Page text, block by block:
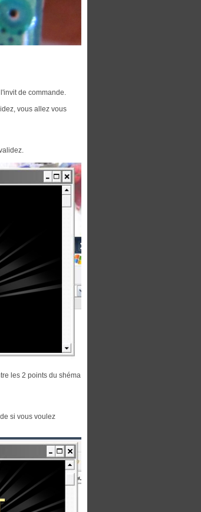
de commande.
vous allez vous
les 2 points du shéma
si vous voulez